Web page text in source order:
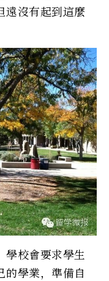
遠沒有起到這麼
學校會要求學生
的學業，準備自